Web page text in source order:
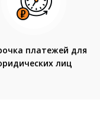
платежей для
лиц